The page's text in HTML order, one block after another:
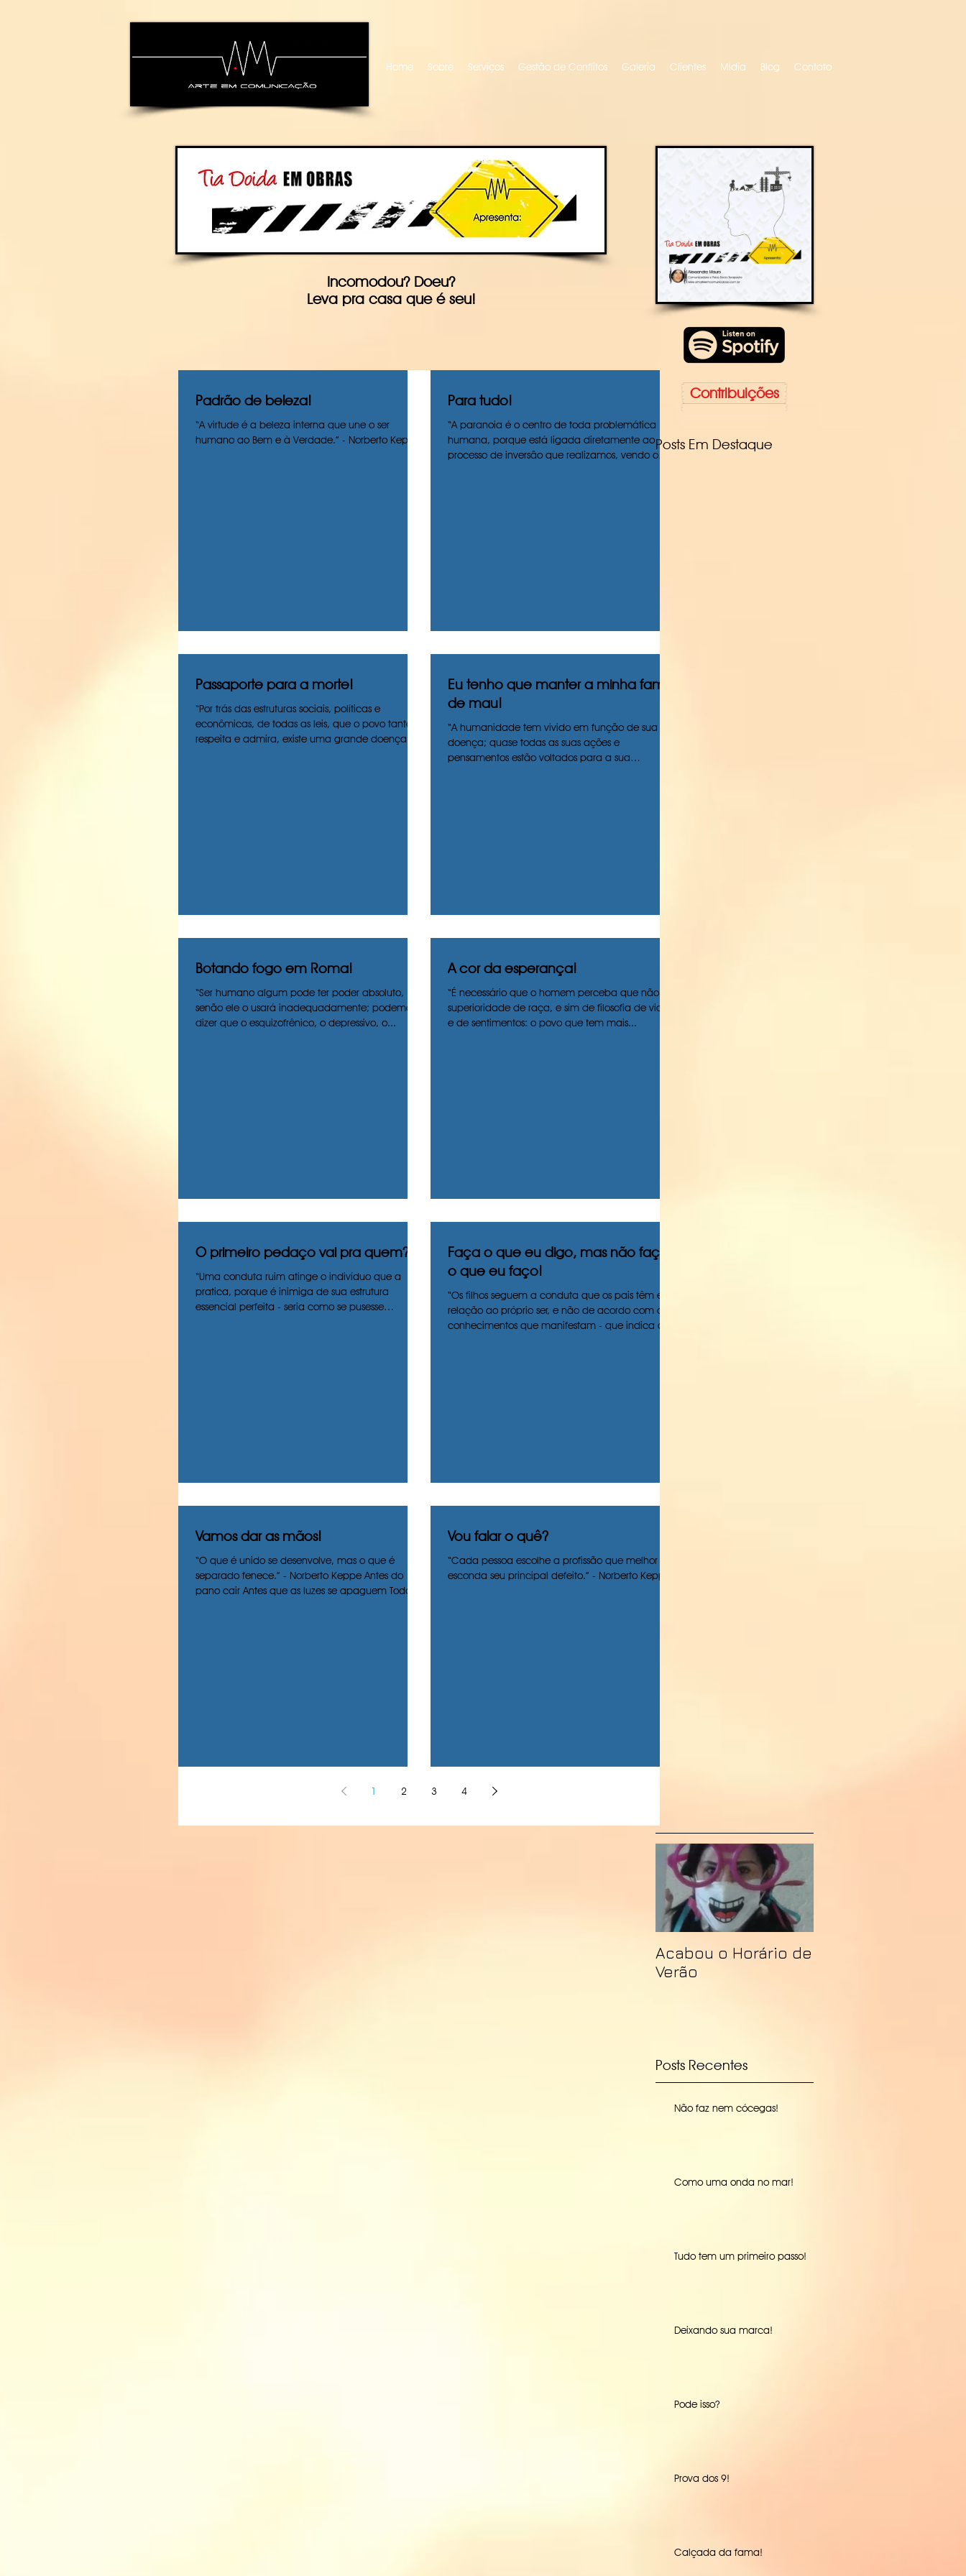
Home Sobre Serviços Gestão de Conflitos Galeria Clientes Mídia Blog Contato
Incomodou? Doeu?
Leva pra casa que é seu!
Padrão de beleza!
“A virtude é a beleza interna que une o ser
humano ao Bem e à Verdade.” - Norberto Keppe
Para tudo!
“A paranoia é o centro de toda problemática
humana, porque está ligada diretamente ao
processo de inversão que realizamos, vendo o
Passaporte para a morte!
“Por trás das estruturas sociais, políticas e
econômicas, de todas as leis, que o povo tanto
respeita e admira, existe uma grande doença,...
Eu tenho que manter a minha fama
de mau!
“A humanidade tem vivido em função de sua
doença; quase todas as suas ações e
pensamentos estão voltados para a sua
Botando fogo em Roma!
“Ser humano algum pode ter poder absoluto,
senão ele o usará inadequadamente; podemos
dizer que o esquizofrênico, o depressivo, o...
A cor da esperança!
“É necessário que o homem perceba que não há
superioridade de raça, e sim de filosofia de vida,
e de sentimentos: o povo que tem mais...
O primeiro pedaço vai pra quem?
“Uma conduta ruim atinge o indivíduo que a
pratica, porque é inimiga de sua estrutura
essencial perfeita - seria como se pusesse
Faça o que eu digo, mas não faça
o que eu faço!
“Os filhos seguem a conduta que os pais têm em
relação ao próprio ser, e não de acordo com os
conhecimentos que manifestam - que indica o...
Vamos dar as mãos!
“O que é unido se desenvolve, mas o que é
separado fenece.” - Norberto Keppe Antes do
pano cair Antes que as luzes se apaguem Todas
Vou falar o quê?
“Cada pessoa escolhe a profissão que melhor
esconda seu principal defeito.” - Norberto Keppe
1 2 3 4
Contribuições
Posts Em Destaque
Acabou o Horário de
Verão
Posts Recentes
Não faz nem cócegas!
Como uma onda no mar!
Tudo tem um primeiro passo!
Deixando sua marca!
Pode isso?
Prova dos 9!
Calçada da fama!